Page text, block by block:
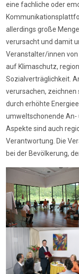
eine fachliche oder
allerdings große
verursacht und damit
Veranstalter/innen
auf Klimaschutz,
Sozialverträglichkeit.
verursachen, zeichnen
durch erhöhte
umweltschonende An-
Aspekte sind auch
Verantwortung. Die
bei der Bevölkerung,